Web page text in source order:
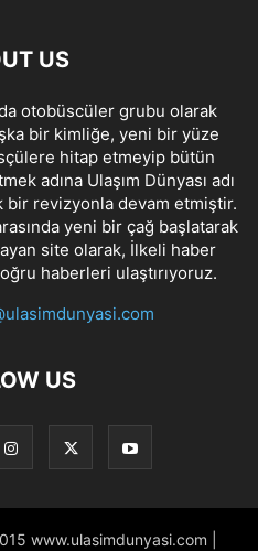
US
otobüscüler grubu olarak
bir kimliğe, yeni bir yüze
hitap etmeyip bütün
adına Ulaşım Dünyası adı
bir revizyonla devam etmiştir.
yeni bir çağ başlatarak
site olarak, İlkeli haber
haberleri ulaştırıyoruz.
US
www.ulasimdunyasi.com |